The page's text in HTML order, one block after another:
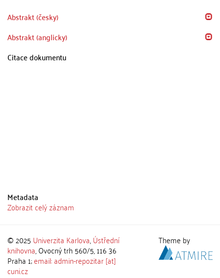
Abstrakt (česky)
Abstrakt (anglicky)
Citace dokumentu
Metadata
Zobrazit celý záznam
© 2025 Univerzita Karlova,Ústřední
knihovna, Ovocný trh 560/5, 116 36
Praha 1;email: admin-repozitar [at]
cuni.cz
Theme by